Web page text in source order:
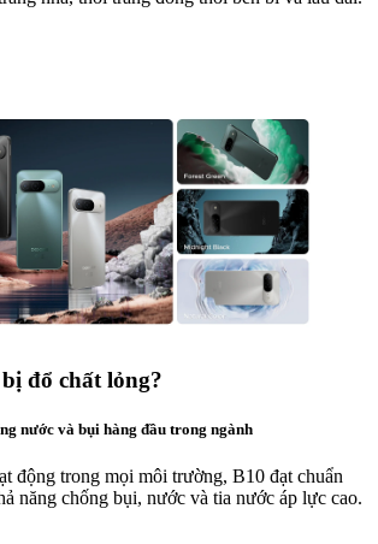
đổ chất lỏng?
nước và bụi hàng đầu trong ngành
động trong mọi môi trường, B10 đạt chuẩn
năng chống bụi, nước và tia nước áp lực cao.